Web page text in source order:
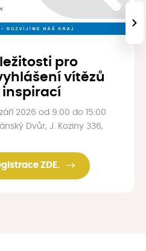
pro
vítězů
inspirací
2026 od 9:00 do 15:00
Dvůr, J. Koziny 336,
ZDE.
›